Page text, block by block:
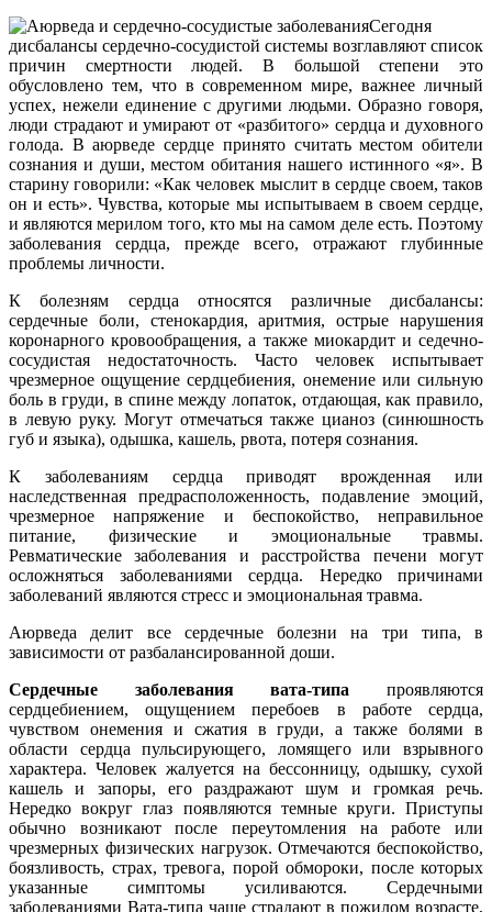
Сегодня
дисбалансы сердечно-сосудистой системы возглавляют список
причин смертности людей. В большой степени это
обусловлено тем, что в современном мире, важнее личный
успех, нежели единение с другими людьми. Образно говоря,
люди страдают и умирают от «разбитого» сердца и духовного
голода. В аюрведе сердце принято считать местом обители
сознания и души, местом обитания нашего истинного «я». В
старину говорили: «Как человек мыслит в сердце своем, таков
он и есть». Чувства, которые мы испытываем в своем сердце,
и являются мерилом того, кто мы на самом деле есть. Поэтому
заболевания сердца, прежде всего, отражают глубинные
проблемы личности.
К болезням сердца относятся различные дисбалансы:
сердечные боли, стенокардия, аритмия, острые нарушения
коронарного кровообращения, а также миокардит и седечно-
сосудистая недостаточность. Часто человек испытывает
чрезмерное ощущение сердцебиения, онемение или сильную
боль в груди, в спине между лопаток, отдающая, как правило,
в левую руку. Могут отмечаться также цианоз (синюшность
губ и языка), одышка, кашель, рвота, потеря сознания.
К заболеваниям сердца приводят врожденная или
наследственная предрасположенность, подавление эмоций,
чрезмерное напряжение и беспокойство, неправильное
питание, физические и эмоциональные травмы.
Ревматические заболевания и расстройства печени могут
осложняться заболеваниями сердца. Нередко причинами
заболеваний являются стресс и эмоциональная травма.
Аюрведа делит все сердечные болезни на три типа, в
зависимости от разбалансированной доши.
Сердечные заболевания вата-типа проявляются
сердцебиением, ощущением перебоев в работе сердца,
чувством онемения и сжатия в груди, а также болями в
области сердца пульсирующего, ломящего или взрывного
характера. Человек жалуется на бессонницу, одышку, сухой
кашель и запоры, его раздражают шум и громкая речь.
Нередко вокруг глаз появляются темные круги. Приступы
обычно возникают после переутомления на работе или
чрезмерных физических нагрузок. Отмечаются беспокойство,
боязливость, страх, тревога, порой обмороки, после которых
указанные симптомы усиливаются. Сердечными
заболеваниями Вата-типа чаще страдают в пожилом возрасте,